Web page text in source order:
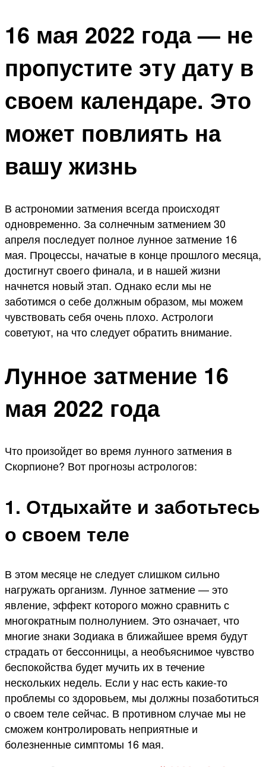
16 мая 2022 года — не
пропустите эту дату в
своем календаре. Это
может повлиять на
вашу жизнь
В астрономии затмения всегда происходят
одновременно. За солнечным затмением 30
апреля последует полное лунное затмение 16
мая. Процессы, начатые в конце прошлого месяца,
достигнут своего финала, и в нашей жизни
начнется новый этап. Однако если мы не
заботимся о себе должным образом, мы можем
чувствовать себя очень плохо. Астрологи
советуют, на что следует обратить внимание.
Лунное затмение 16
мая 2022 года
Что произойдет во время лунного затмения в
Скорпионе? Вот прогнозы астрологов:
1. Отдыхайте и заботьтесь
о своем теле
В этом месяце не следует слишком сильно
нагружать организм. Лунное затмение — это
явление, эффект которого можно сравнить с
многократным полнолунием. Это означает, что
многие знаки Зодиака в ближайшее время будут
страдать от бессонницы, а необъяснимое чувство
беспокойства будет мучить их в течение
нескольких недель. Если у нас есть какие-то
проблемы со здоровьем, мы должны позаботиться
о своем теле сейчас. В противном случае мы не
сможем контролировать неприятные и
болезненные симптомы 16 мая.